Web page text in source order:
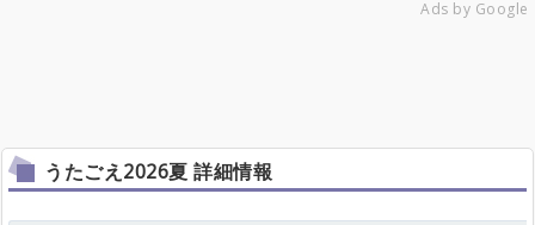
Ads by Google
うたごえ2026夏 詳細情報